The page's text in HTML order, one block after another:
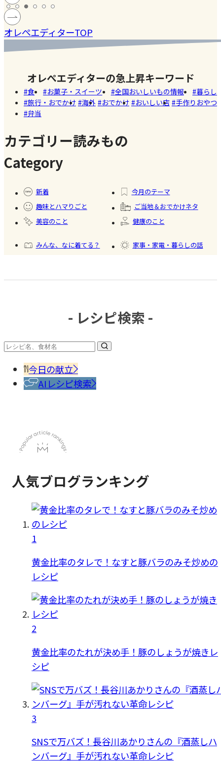
積
症
ン
#健康
モン】を
みた！
ン
製フ
ード
料・
香辛
料
知らない
世界でも
た!珍しく
て美味し
いかき氷
のスイー
ツ商品】
しい
店
#かき
ッシ
#健康
Akiko（愛
知）
情を大公
オレぺエディターTOP
オレぺエディターの急上昇キーワード
食 お菓子・スイーツ 全国おいしいもの情報
暮らし
旅行・おでかけ 海外 おでかけ おいしい店
手作りおやつ
弁当
カテゴリー読みもの
Category
新着
今月のテーマ
趣味とハマりごと
ご当地＆おでかけネタ
美容のこと
健康のこと
みんな、なに着てる？
家事・家電・暮らしの話
- レシピ検索 -
今日の献立
AIレシピ検索
人気ブログランキング
1
黄金比率のタレで！なすと豚バラのみそ炒めの
レシピ
2
黄金比率のたれが決め手！豚のしょうが焼きレ
シピ
3
SNSで万バズ！長谷川あかりさんの『酒蒸しハ
ンバーグ』手が汚れない革命レシピ